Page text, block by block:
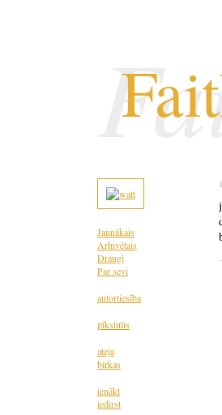
Jaunākais
Arhivētais
Draugi
Par sevi
autortiesība
pīkstulis
ateja
birkas
ienākt
iedirst